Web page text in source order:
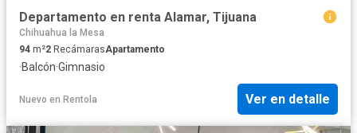
Departamento en renta Alamar, Tijuana
Chihuahua la Mesa
94 m²2 RecámarasApartamento
·Balcón·Gimnasio
Nuevo en Rentola Ver en detalle